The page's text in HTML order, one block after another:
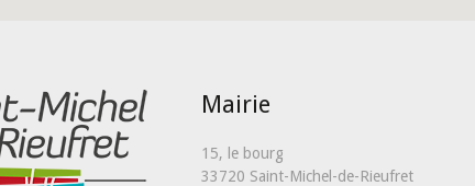
Mairie
15, le bourg
33720 Saint-Michel-de-Rieufret